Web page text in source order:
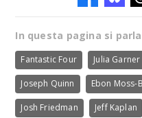
In questa pagina si
Fantastic Four Julia Garner
Joseph Quinn Ebon Moss-
Josh Friedman Jeff Kaplan